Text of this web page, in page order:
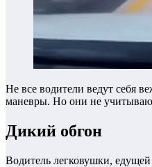
Не все водители ведут себя
маневры. Но они не
Дикий обгон
Водитель легковушки,